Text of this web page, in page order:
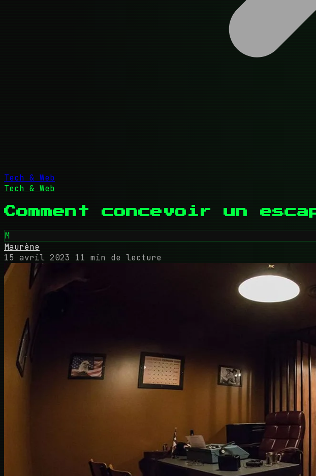
Tech & Web
Tech & Web
Comment concevoir un
M
Maurène
15 avril 2023
11 min de lecture